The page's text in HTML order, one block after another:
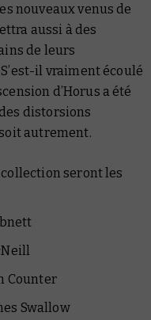
nouveaux venus de
aussi à des
de leurs
il vraiment écoulé
d’Horus a été
distorsions
autrement.
seront les
Counter
Swallow